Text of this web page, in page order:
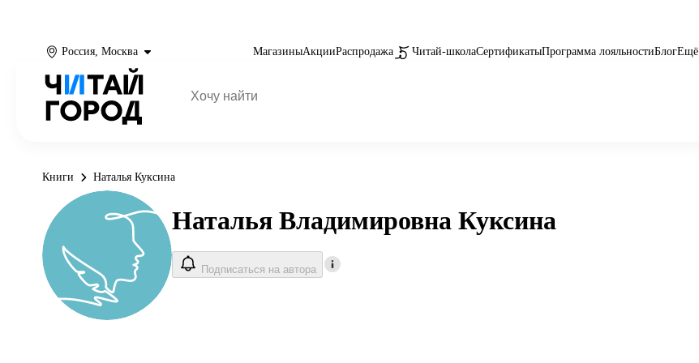
Россия, Москва МагазиныАкцииРаспродажа Читай-школаСертификатыПрограмма лояльностиБлогЕщё
Книги Наталья Куксина
Наталья Владимировна Куксина
Подписаться на автора